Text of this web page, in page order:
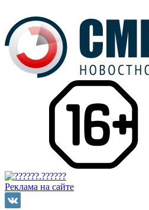
Реклама на сайте